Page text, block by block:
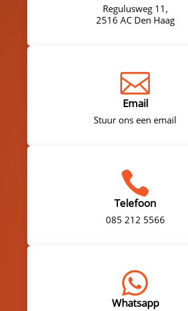
Regulusweg 11,
2516 AC Den Haag

Email
Stuur ons een email

Telefoon
085 212 5566

Whatsapp